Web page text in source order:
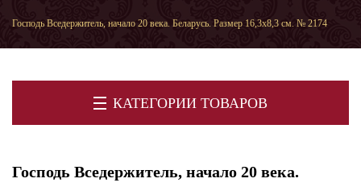
Господь Вседержитель, начало 20 века. Беларусь. Размер 16,3х8,3 см. № 2174
КАТЕГОРИИ ТОВАРОВ
Господь Вседержитель, начало 20 века.